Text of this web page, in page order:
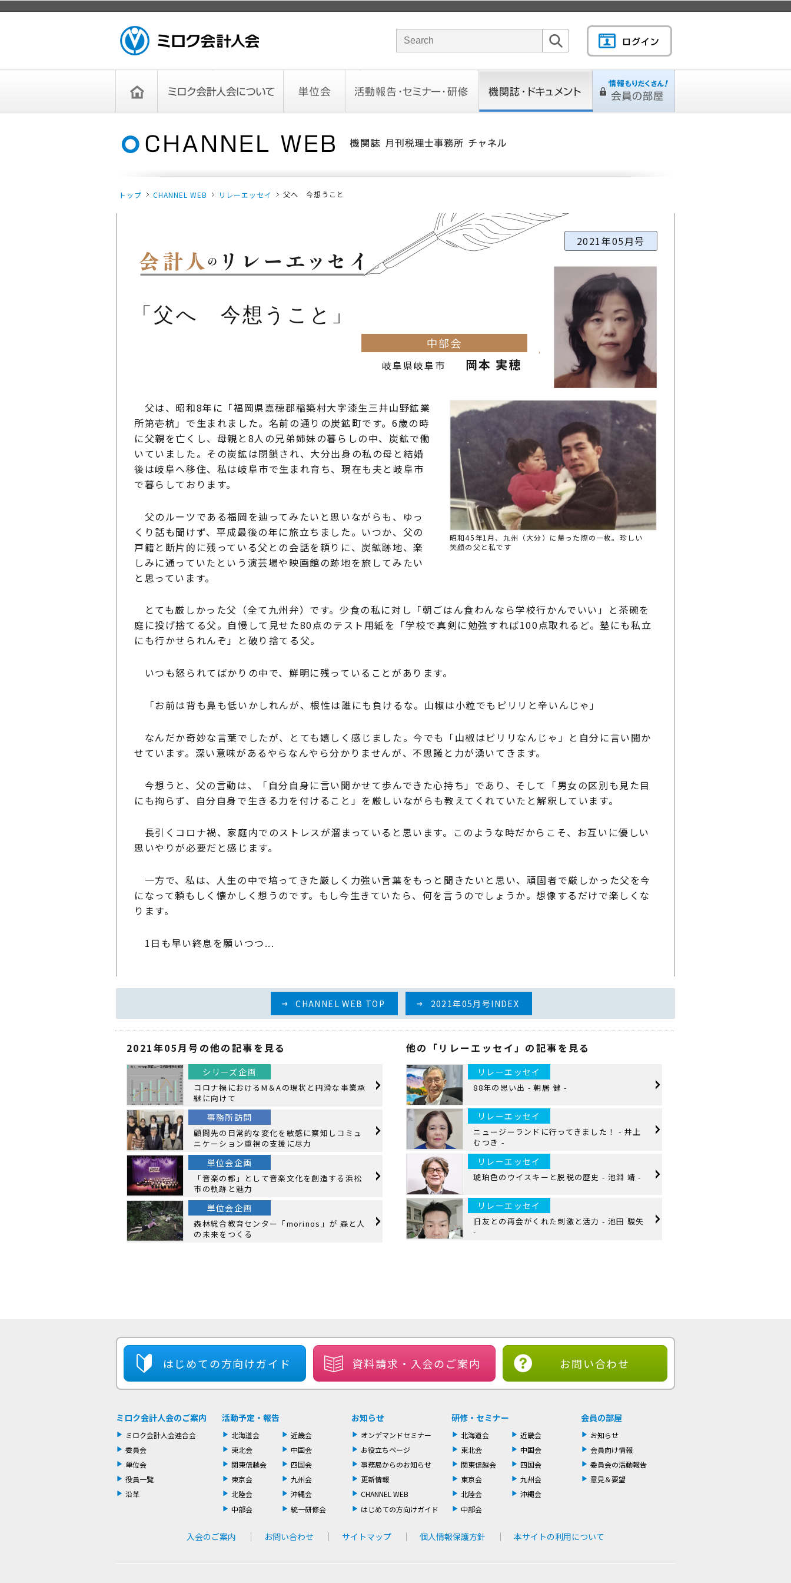
ASSOCIATION
サイト内検索のキーワード
トップ CHANNEL WEB リレーエッセイ 父へ 今想うこと
2021年05月号
父へ 今想うこと
中部会
岐阜県岐阜市 岡本 実穂
昭和45年1月、九州（大分）に帰った際の一枚。珍しい
笑顔の父と私です
父は、昭和8年に「福岡県嘉穂郡稲築村大字漆生三井山野鉱業
所第壱杭」で生まれました。名前の通りの炭鉱町です。6歳の時
に父親を亡くし、母親と8人の兄弟姉妹の暮らしの中、炭鉱で働
いていました。その炭鉱は閉鎖され、大分出身の私の母と結婚
後は岐阜へ移住、私は岐阜市で生まれ育ち、現在も夫と岐阜市
で暮らしております。
父のルーツである福岡を辿ってみたいと思いながらも、ゆっ
くり話も聞けず、平成最後の年に旅立ちました。いつか、父の
戸籍と断片的に残っている父との会話を頼りに、炭鉱跡地、楽
しみに通っていたという演芸場や映画館の跡地を旅してみたい
と思っています。
とても厳しかった父（全て九州弁）です。少食の私に対し「朝ごはん食わんなら学校行かんでいい」と茶碗を
庭に投げ捨てる父。自慢して見せた80点のテスト用紙を「学校で真剣に勉強すれば100点取れるど。塾にも私立
にも行かせられんぞ」と破り捨てる父。
いつも怒られてばかりの中で、鮮明に残っていることがあります。
「お前は背も鼻も低いかしれんが、根性は誰にも負けるな。山椒は小粒でもピリリと辛いんじゃ」
なんだか奇妙な言葉でしたが、とても嬉しく感じました。今でも「山椒はピリリなんじゃ」と自分に言い聞か
せています。深い意味があるやらなんやら分かりませんが、不思議と力が湧いてきます。
今想うと、父の言動は、「自分自身に言い聞かせて歩んできた心持ち」であり、そして「男女の区別も見た目
にも拘らず、自分自身で生きる力を付けること」を厳しいながらも教えてくれていたと解釈しています。
長引くコロナ禍、家庭内でのストレスが溜まっていると思います。このような時だからこそ、お互いに優しい
思いやりが必要だと感じます。
一方で、私は、人生の中で培ってきた厳しく力強い言葉をもっと聞きたいと思い、頑固者で厳しかった父を今
になって頼もしく懐かしく想うのです。もし今生きていたら、何を言うのでしょうか。想像するだけで楽しくな
ります。
1日も早い終息を願いつつ...
CHANNEL WEB TOP 2021年05月号INDEX
2021年05月号の他の記事を見る
シリーズ企画
コロナ禍におけるM＆Aの現状と円滑な事業承
継に向けて
事務所訪問
顧問先の日常的な変化を敏感に察知しコミュ
ニケーション重視の支援に尽力
単位会企画
「音楽の都」として音楽文化を創造する浜松
市の軌跡と魅力
単位会企画
森林総合教育センター「morinos」が 森と人
の未来をつくる
他の「リレーエッセイ」の記事を見る
リレーエッセイ
88年の思い出 - 朝居 健 -
リレーエッセイ
ニュージーランドに行ってきました！ - 井上
むつき -
リレーエッセイ
琥珀色のウイスキーと脱税の歴史 - 池淵 靖 -
リレーエッセイ
旧友との再会がくれた刺激と活力 - 池田 駿矢
-
はじめての方向けガイド 資料請求・ 入会のご案内 お問い合わせ
ミロク会計人会のご案内
ミロク会計人会連合会
委員会
単位会
役員一覧
沿革
活動予定・報告
北海道会
東北会
関東信越会
東京会
北陸会
中部会
近畿会
中国会
四国会
九州会
沖縄会
統一研修会
お知らせ
オンデマンドセミナー
お役立ちページ
事務局からのお知らせ
更新情報
CHANNEL WEB
はじめての方向けガイド
研修・セミナー
北海道会
東北会
関東信越会
東京会
北陸会
中部会
近畿会
中国会
四国会
九州会
沖縄会
会員の部屋
お知らせ
会員向け情報
委員会の活動報告
意見＆要望
入会のご案内 お問い合わせ サイトマップ 個人情報保護方針 本サイトの利用について